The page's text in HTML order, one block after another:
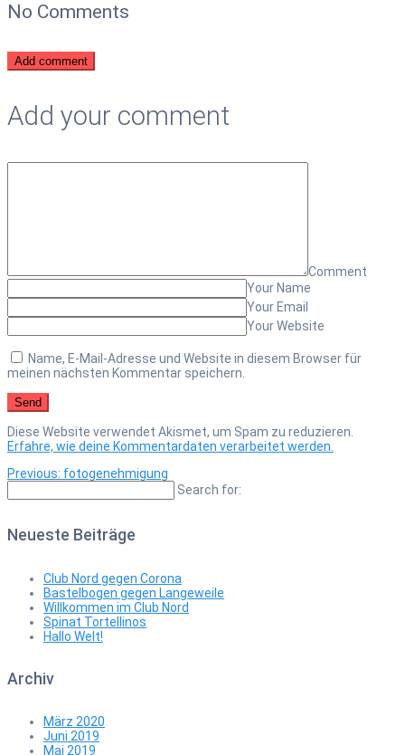
No Comments
Add comment
Add your comment
Comment
Your Name
Your Email
Your Website
Name, E-Mail-Adresse und Website in diesem Browser für
meinen nächsten Kommentar speichern.
Diese Website verwendet Akismet, um Spam zu reduzieren.
Erfahre, wie deine Kommentardaten verarbeitet werden.
Beitragsnavigation
Previous: Previous
fotogenehmigung
Search for:
Neueste Beiträge
Club Nord gegen Corona
Bastelbogen gegen Langeweile
Willkommen im Club Nord
Spinat Tortellinos
Hallo Welt!
Archiv
März 2020
Juni 2019
Mai 2019